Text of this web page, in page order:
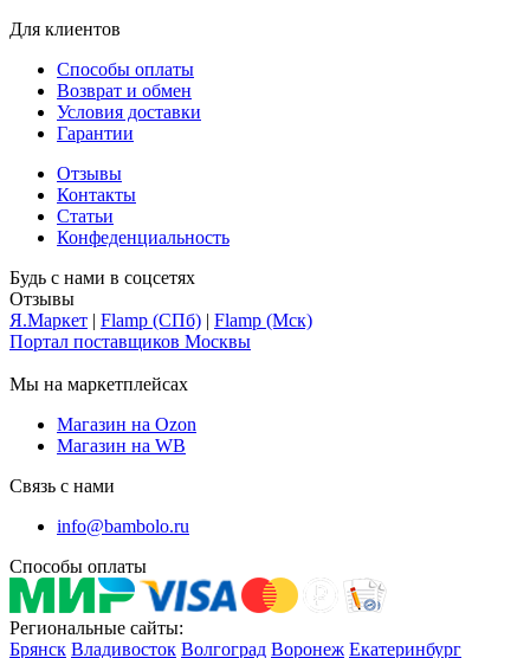
Для клиентов
Способы оплаты
Возврат и обмен
Условия доставки
Гарантии
Отзывы
Контакты
Статьи
Конфеденциальность
Будь с нами в соцсетях
Отзывы
Я.Маркет | Flamp (СПб) | Flamp (Мск)
Портал поставщиков Москвы
Мы на маркетплейсах
Магазин на Ozon
Магазин на WB
Связь с нами
info@bambolo.ru
Способы оплаты
Региональные сайты:
Брянск Владивосток Волгоград Воронеж Екатеринбург